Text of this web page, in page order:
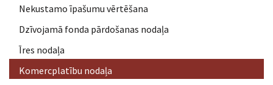
Meklēt īpašumu
Novērtēt īpašumu
Nekustamo īpašumu vērtēšana
Dzīvojamā fonda pārdošanas nodaļa
Īres nodaļa
Komercplatību nodaļa